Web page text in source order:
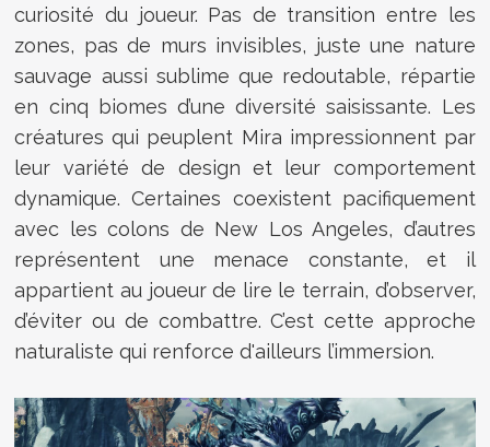
curiosité du joueur. Pas de transition entre les
zones, pas de murs invisibles, juste une nature
sauvage aussi sublime que redoutable, répartie
en cinq biomes d’une diversité saisissante. Les
créatures qui peuplent Mira impressionnent par
leur variété de design et leur comportement
dynamique. Certaines coexistent pacifiquement
avec les colons de New Los Angeles, d’autres
représentent une menace constante, et il
appartient au joueur de lire le terrain, d’observer,
d’éviter ou de combattre. C’est cette approche
naturaliste qui renforce d'ailleurs l’immersion.